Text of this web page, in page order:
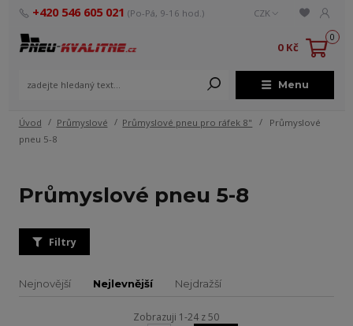
Menu
CZK
+420 546 605 021 (Po-Pá, 9-16 hod.)
0
0 Kč
Úvod Průmyslové Průmyslové pneu pro ráfek 8"
Průmyslové
pneu 5-8
Průmyslové pneu 5-8
Filtry
Nejnovější Nejlevnější Nejdražší
Zobrazuji 1-24 z 50